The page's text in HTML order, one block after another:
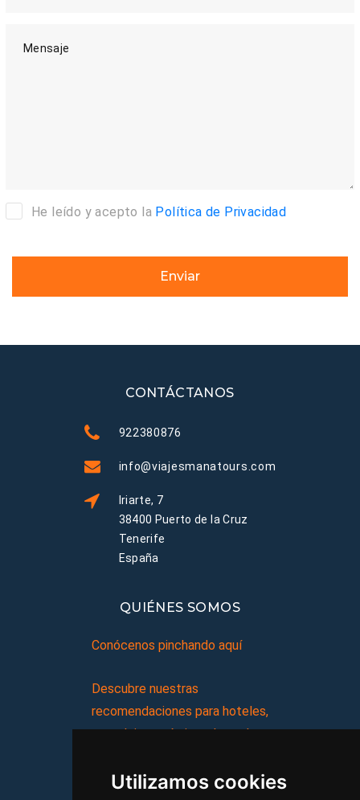
Utilizamos cookies
Mensaje
He leído y acepto la Política de Privacidad
Enviar
CONTÁCTANOS
922380876
info@viajesmanatours.com
Iriarte, 7
38400 Puerto de la Cruz
Tenerife
España
QUIÉNES SOMOS
Conócenos pinchando aquí
Descubre nuestras
recomendaciones para hoteles,
complejos turísticos, hostales,
viajes, y mucho más!